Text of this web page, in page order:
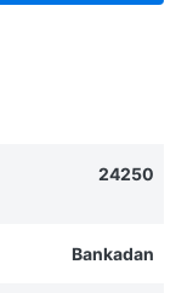
24250
Bankadan